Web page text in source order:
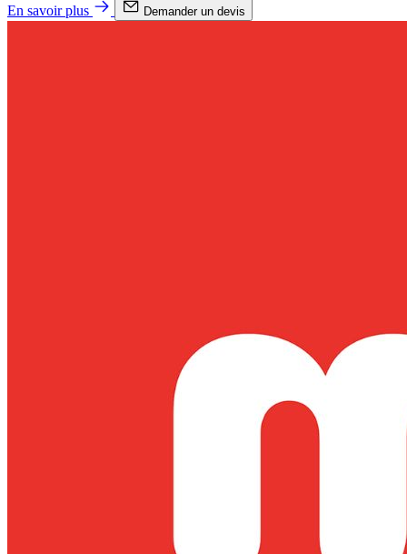
En savoir plus Demander un devis